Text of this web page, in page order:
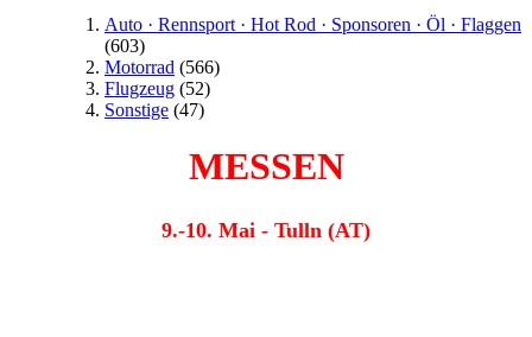
Auto · Rennsport · Hot Rod · Sponsoren · Öl · Flaggen
(603)
Motorrad (566)
Flugzeug (52)
Sonstige (47)
MESSEN
9.-10. Mai - Tulln (AT)